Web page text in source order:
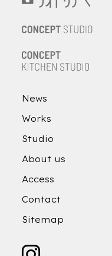
News
Works
Studio
About us
Access
Contact
Sitemap